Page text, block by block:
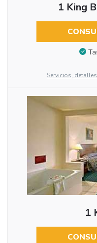
1 King
Servicios,
1